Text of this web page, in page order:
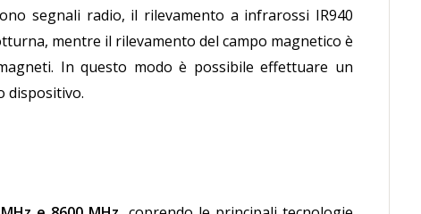
segnali radio, il rilevamento a infrarossi IR940
mentre il rilevamento del campo magnetico è
In questo modo è possibile effettuare un
dispositivo.